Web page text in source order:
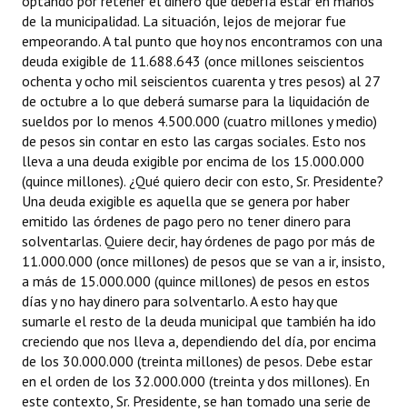
de la municipalidad. La situación, lejos de mejorar fue
empeorando. A tal punto que hoy nos encontramos con una
deuda exigible de 11.688.643 (once millones seiscientos
ochenta y ocho mil seiscientos cuarenta y tres pesos) al 27
de octubre a lo que deberá sumarse para la liquidación de
sueldos por lo menos 4.500.000 (cuatro millones y medio)
de pesos sin contar en esto las cargas sociales. Esto nos
lleva a una deuda exigible por encima de los 15.000.000
(quince millones). ¿Qué quiero decir con esto, Sr. Presidente?
Una deuda exigible es aquella que se genera por haber
emitido las órdenes de pago pero no tener dinero para
solventarlas. Quiere decir, hay órdenes de pago por más de
11.000.000 (once millones) de pesos que se van a ir, insisto,
a más de 15.000.000 (quince millones) de pesos en estos
días y no hay dinero para solventarlo. A esto hay que
sumarle el resto de la deuda municipal que también ha ido
creciendo que nos lleva a, dependiendo del día, por encima
de los 30.000.000 (treinta millones) de pesos. Debe estar
en el orden de los 32.000.000 (treinta y dos millones). En
este contexto, Sr. Presidente, se han tomado una serie de